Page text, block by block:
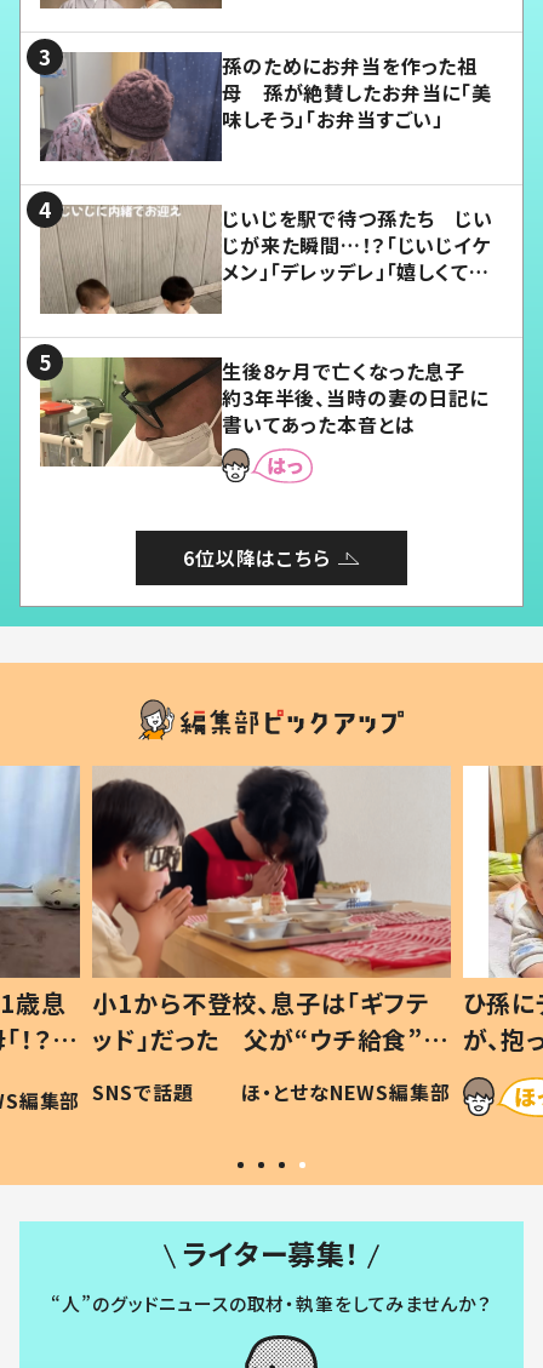
孫のためにお弁当を作った祖
母 孫が絶賛したお弁当に「美
味しそう」「お弁当すごい」
じいじを駅で待つ孫たち じい
じが来た瞬間…！？「じいじイケ
メン」「デレッデレ」「嬉しくて可
生後8ヶ月で亡くなった息子
約3年半後、当時の妻の日記に
書いてあった本音とは
6位以降はこちら
歳息
？」
編集部
小1から不登校、息子は「ギフテ
ッド」だった 父が“ウチ給食”を
作り続ける理由とは #令和の親
#令和の子
SNSで話題 ほ・とせなNEWS編集部
ひ孫
が、
「涙が
い」
ライター募集！
“人”のグッドニュースの取材・執筆をしてみませんか？